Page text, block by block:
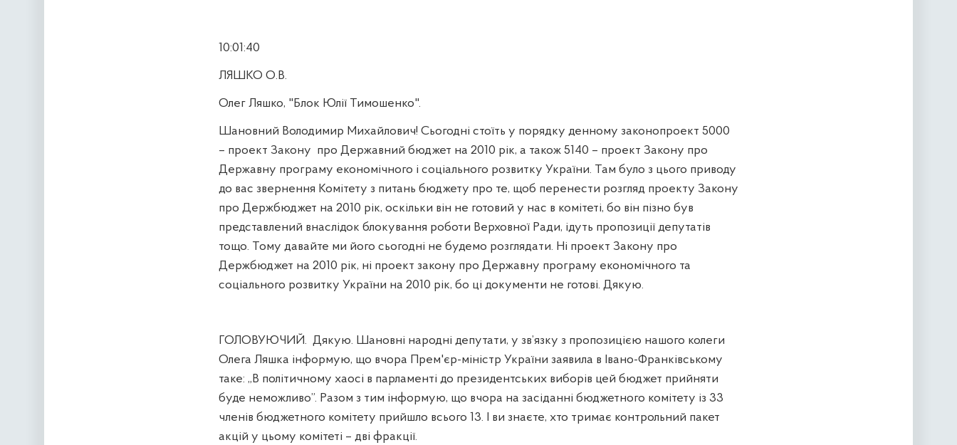
10:01:40
ЛЯШКО О.В.
Олег Ляшко, "Блок Юлії Тимошенко".
Шановний Володимир Михайлович! Сьогодні стоїть у порядку денному законопроект 5000
– проект Закону про Державний бюджет на 2010 рік, а також 5140 – проект Закону про
Державну програму економічного і соціального розвитку України. Там було з цього приводу
до вас звернення Комітету з питань бюджету про те, щоб перенести розгляд проекту Закону
про Держбюджет на 2010 рік, оскільки він не готовий у нас в комітеті, бо він пізно був
представлений внаслідок блокування роботи Верховної Ради, ідуть пропозиції депутатів
тощо. Тому давайте ми його сьогодні не будемо розглядати. Ні проект Закону про
Держбюджет на 2010 рік, ні проект закону про Державну програму економічного та
соціального розвитку України на 2010 рік, бо ці документи не готові. Дякую.
ГОЛОВУЮЧИЙ. Дякую. Шановні народні депутати, у зв’язку з пропозицією нашого колеги
Олега Ляшка інформую, що вчора Прем'єр-міністр України заявила в Івано-Франківському
таке: „В політичному хаосі в парламенті до президентських виборів цей бюджет прийняти
буде неможливо”. Разом з тим інформую, що вчора на засіданні бюджетного комітету із 33
членів бюджетного комітету прийшло всього 13. І ви знаєте, хто тримає контрольний пакет
акцій у цьому комітеті – дві фракції.